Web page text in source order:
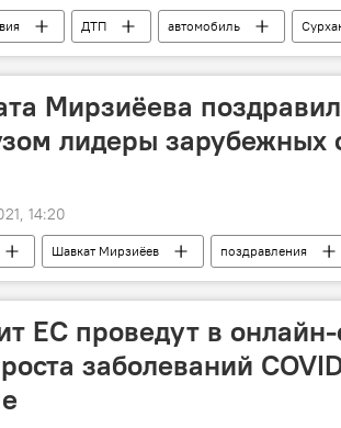
ДТП автомобиль
Мирзиёева
лидеры зарубежных
14:20
Шавкат Мирзиёев поздравления
ЕС проведут в
заболеваний